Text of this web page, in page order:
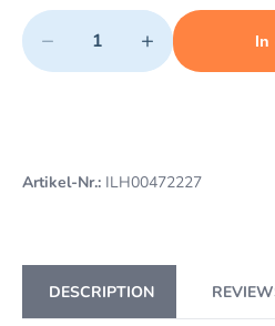
Quantity
− +
Minimum quantity: 1 In
Add 1 item to cart
Artikel-Nr.: ILH00472227
DESCRIPTION